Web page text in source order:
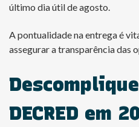
último dia útil de agosto.
A pontualidade na entrega é
assegurar a transparência das
DECRED em